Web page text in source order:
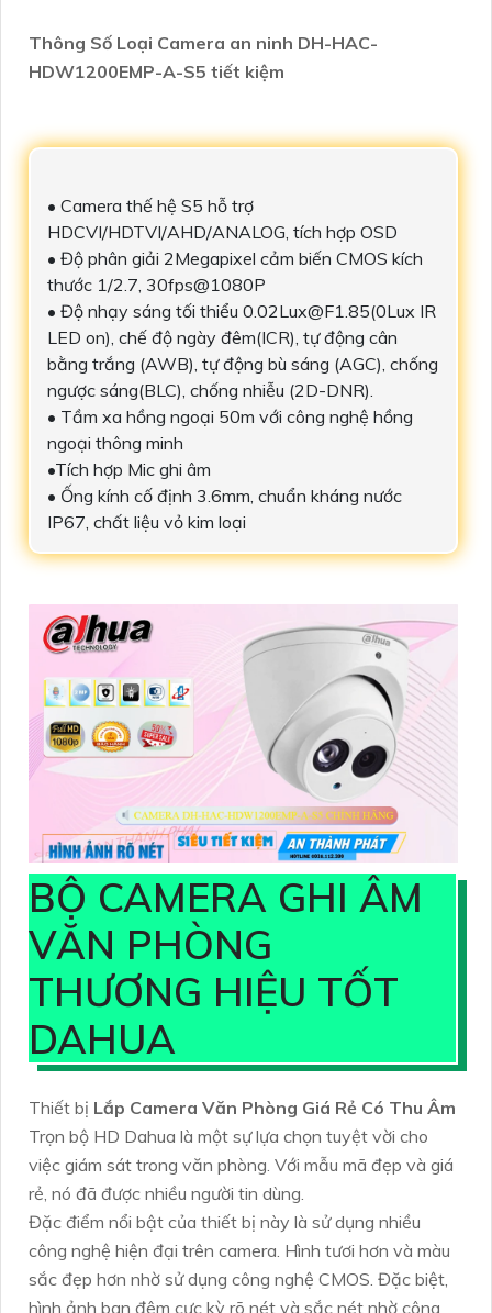
Thông Số Loại Camera an ninh DH-HAC-
HDW1200EMP-A-S5 tiết kiệm
• Camera thế hệ S5 hỗ trợ
HDCVI/HDTVI/AHD/ANALOG, tích hợp OSD
• Độ phân giải 2Megapixel cảm biến CMOS kích
thước 1/2.7, 30fps@1080P
• Độ nhạy sáng tối thiểu 0.02Lux@F1.85(0Lux IR
LED on), chế độ ngày đêm(ICR), tự động cân
bằng trắng (AWB), tự động bù sáng (AGC), chống
ngược sáng(BLC), chống nhiễu (2D-DNR).
• Tầm xa hồng ngoại 50m với công nghệ hồng
ngoại thông minh
•Tích hợp Mic ghi âm
• Ống kính cố định 3.6mm, chuẩn kháng nước
IP67, chất liệu vỏ kim loại
BỘ CAMERA GHI ÂM
VĂN PHÒNG
THƯƠNG HIỆU TỐT
DAHUA
Thiết bị Lắp Camera Văn Phòng Giá Rẻ Có Thu Âm
Trọn bộ HD Dahua là một sự lựa chọn tuyệt vời cho
việc giám sát trong văn phòng. Với mẫu mã đẹp và giá
rẻ, nó đã được nhiều người tin dùng.
Đặc điểm nổi bật của thiết bị này là sử dụng nhiều
công nghệ hiện đại trên camera. Hình tươi hơn và màu
sắc đẹp hơn nhờ sử dụng công nghệ CMOS. Đặc biệt,
hình ảnh ban đêm cực kỳ rõ nét và sắc nét nhờ công